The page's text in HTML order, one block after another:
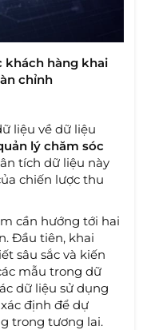
khách hàng khai
chỉnh
liệu về dữ liệu
lý chăm sóc
tích dữ liệu này
chiến lược thu
cần hướng tới hai
Đầu tiên, khai
sâu sắc và kiến
mẫu trong dữ
dữ liệu sử dụng
định để dự
trong tương lai.